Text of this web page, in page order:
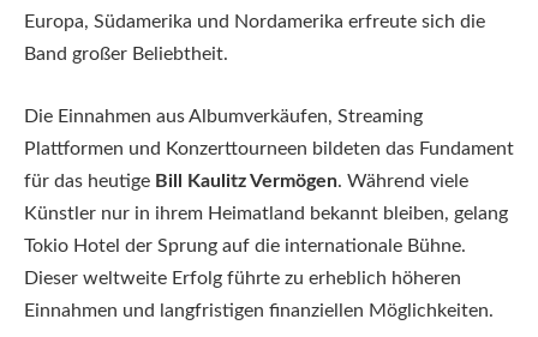
Europa, Südamerika und Nordamerika erfreute sich die
Band großer Beliebtheit.
Die Einnahmen aus Albumverkäufen, Streaming
Plattformen und Konzerttourneen bildeten das Fundament
für das heutige Bill Kaulitz Vermögen. Während viele
Künstler nur in ihrem Heimatland bekannt bleiben, gelang
Tokio Hotel der Sprung auf die internationale Bühne.
Dieser weltweite Erfolg führte zu erheblich höheren
Einnahmen und langfristigen finanziellen Möglichkeiten.